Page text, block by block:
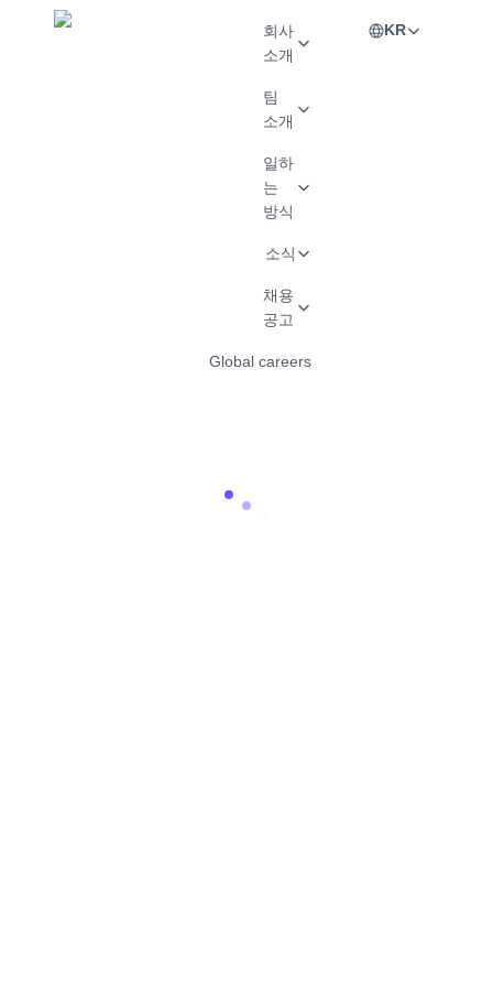
회사
소개
팀
소개
일하
는
방식
소식
채용
공고
Global careers
KR